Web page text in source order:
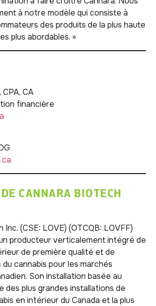
à notre modèle qui consiste à
des produits de la plus haute
plus abordables. »
CA
financière
CANNARA BIOTECH
Inc. (CSE: LOVE) (OTCQB: LOVFF)
producteur verticalement intégré de
de première qualité et de
cannabis pour les marchés
Son installation basée au
des plus grandes installations de
en intérieur du Canada et la plus